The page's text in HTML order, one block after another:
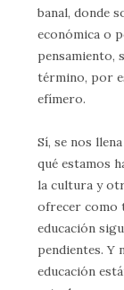
banal, donde
económica o
pensamiento,
término, por
efímero.
Sí, se nos
qué estamos
la cultura y
ofrecer como
educación
pendientes. Y
educación